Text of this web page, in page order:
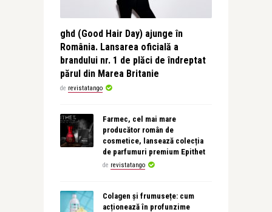
ghd (Good Hair Day) ajunge în
România. Lansarea oficială a
brandului nr. 1 de plăci de îndreptat
părul din Marea Britanie
de revistatango
Farmec, cel mai mare
producător român de
cosmetice, lansează colecția
de parfumuri premium Epithet
de revistatango
Colagen și frumusețe: cum
acționează în profunzime